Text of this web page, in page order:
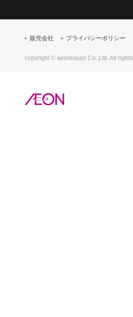
販売会社 プライバシーポリシー
copyright © aeonliquor Co.,Ltd. All rights